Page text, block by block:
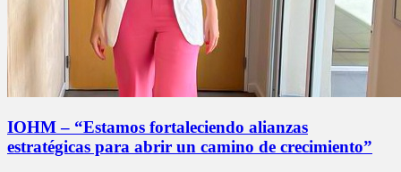
IOHM – “Estamos fortaleciendo alianzas
estratégicas para abrir un camino de crecimiento”